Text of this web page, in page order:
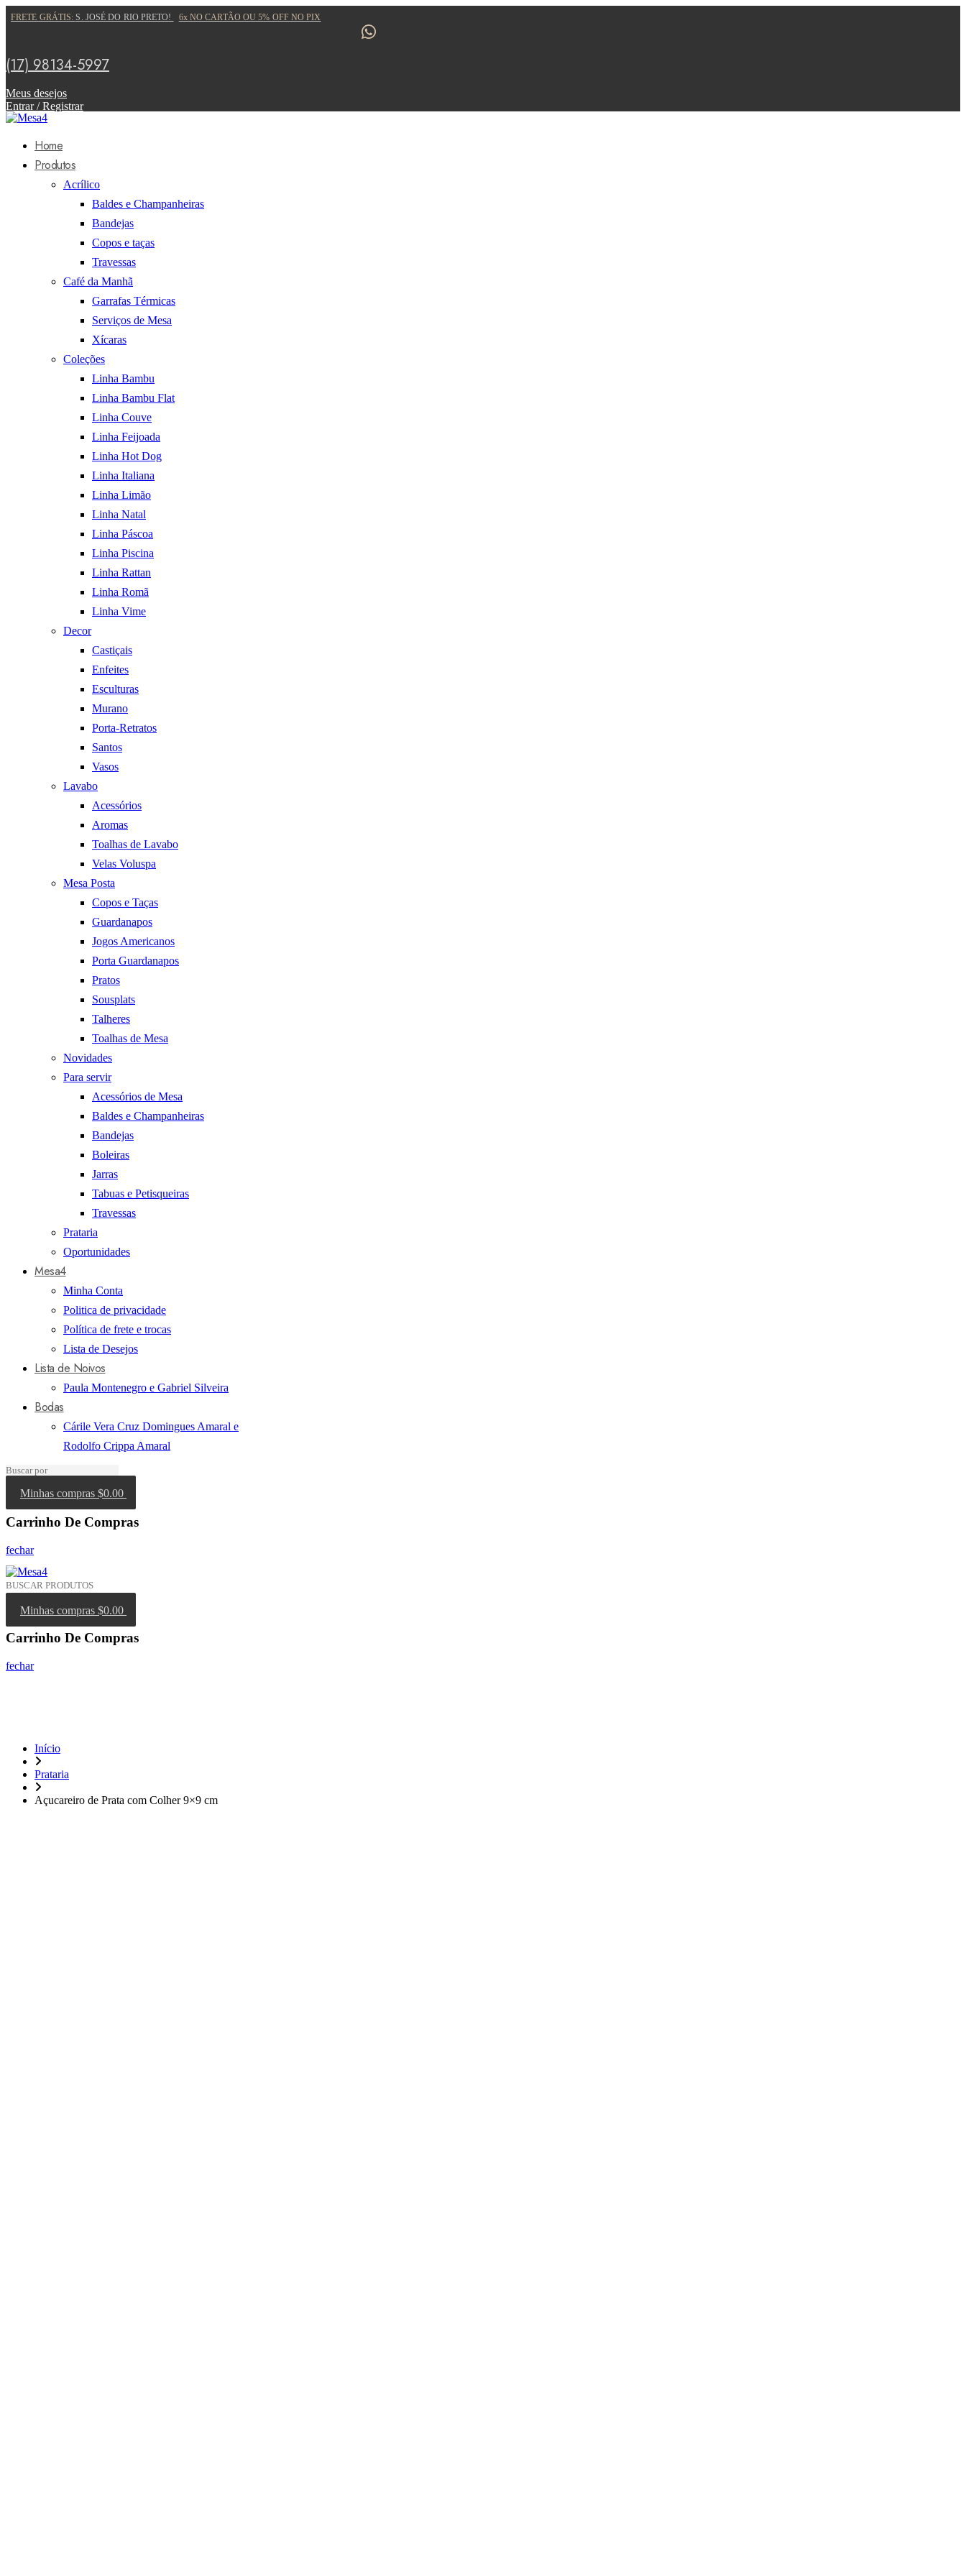
FRETE GRÁTIS:S. JOSÉ DO RIO PRETO! 6x NO CARTÃO OU 5% OFF NO PIX
(17) 98134-5997
Meus desejos
Entrar / Registrar
Home
Produtos
Acrílico
Baldes e Champanheiras
Bandejas
Copos e taças
Travessas
Café da Manhã
Garrafas Térmicas
Serviços de Mesa
Xícaras
Coleções
Linha Bambu
Linha Bambu Flat
Linha Couve
Linha Feijoada
Linha Hot Dog
Linha Italiana
Linha Limão
Linha Natal
Linha Páscoa
Linha Piscina
Linha Rattan
Linha Romã
Linha Vime
Decor
Castiçais
Enfeites
Esculturas
Murano
Porta-Retratos
Santos
Vasos
Lavabo
Acessórios
Aromas
Toalhas de Lavabo
Velas Voluspa
Mesa Posta
Copos e Taças
Guardanapos
Jogos Americanos
Porta Guardanapos
Pratos
Sousplats
Talheres
Toalhas de Mesa
Novidades
Para servir
Acessórios de Mesa
Baldes e Champanheiras
Bandejas
Boleiras
Jarras
Tabuas e Petisqueiras
Travessas
Prataria
Oportunidades
Mesa4
Minha Conta
Politica de privacidade
Política de frete e trocas
Lista de Desejos
Lista de Noivos
Paula Montenegro e Gabriel Silveira
Bodas
Cárile Vera Cruz Domingues Amaral e
Rodolfo Crippa Amaral
Minhas compras $0.00
Carrinho De Compras
fechar
Minhas compras $0.00
Carrinho De Compras
fechar
Início
Prataria
Açucareiro de Prata com Colher 9×9 cm